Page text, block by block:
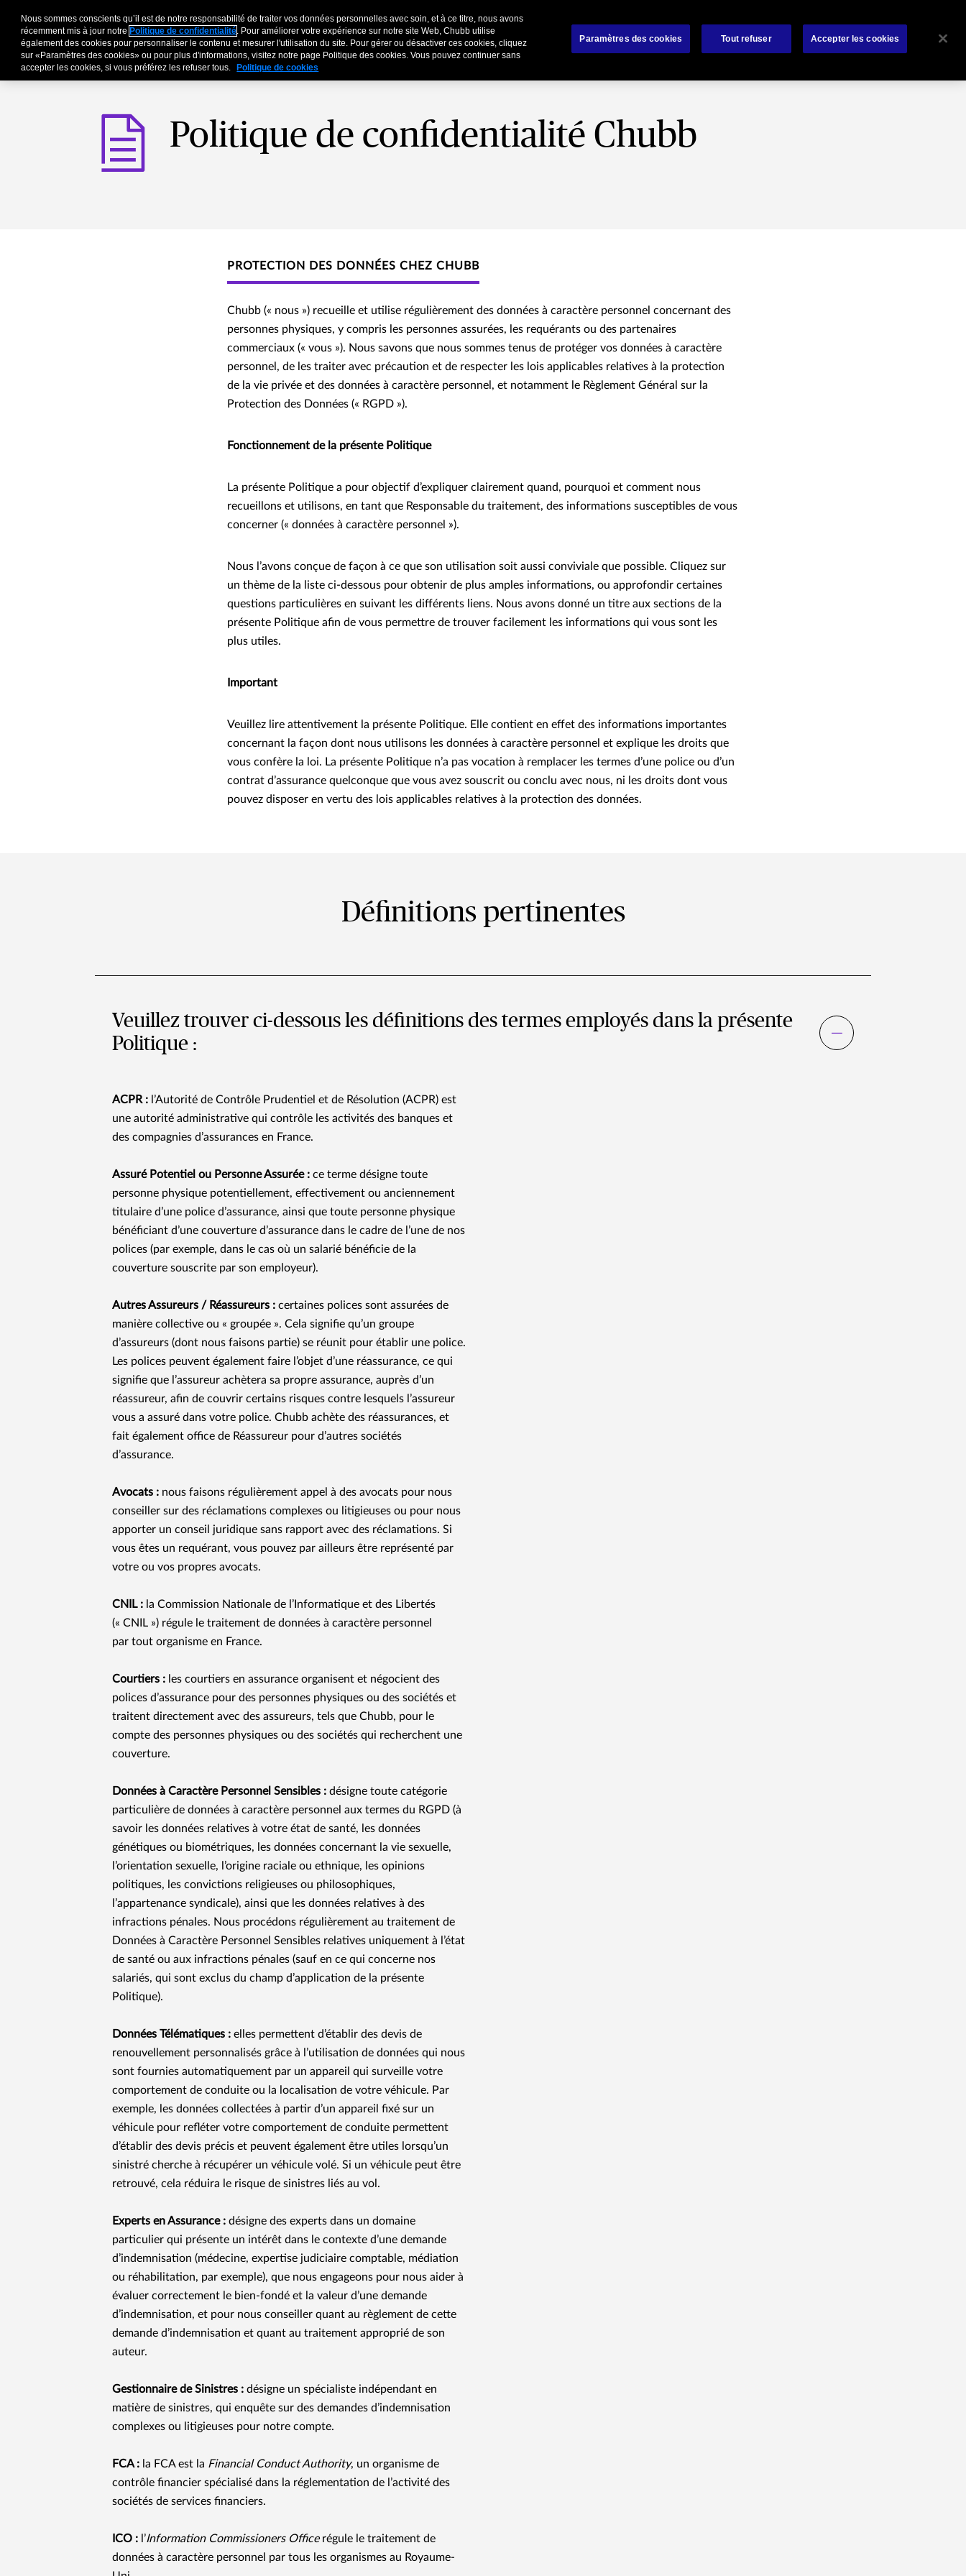
EntreprisesParticuliersAffinitaire Renoncer / Résilier votre contratBibliothèqueÀ propos de nousContactez-nous
Politique de confidentialité Chubb
PROTECTION DES DONNÉES CHEZ CHUBB
Chubb (« nous ») recueille et utilise régulièrement des données à caractère personnel concernant des
personnes physiques, y compris les personnes assurées, les requérants ou des partenaires
commerciaux (« vous »). Nous savons que nous sommes tenus de protéger vos données à caractère
personnel, de les traiter avec précaution et de respecter les lois applicables relatives à la protection
de la vie privée et des données à caractère personnel, et notamment le Règlement Général sur la
Protection des Données (« RGPD »).
Fonctionnement de la présente Politique
La présente Politique a pour objectif d’expliquer clairement quand, pourquoi et comment nous
recueillons et utilisons, en tant que Responsable du traitement, des informations susceptibles de vous
concerner (« données à caractère personnel »).
Nous l’avons conçue de façon à ce que son utilisation soit aussi conviviale que possible. Cliquez sur
un thème de la liste ci-dessous pour obtenir de plus amples informations, ou approfondir certaines
questions particulières en suivant les différents liens. Nous avons donné un titre aux sections de la
présente Politique afin de vous permettre de trouver facilement les informations qui vous sont les
plus utiles.
Important
Veuillez lire attentivement la présente Politique. Elle contient en effet des informations importantes
concernant la façon dont nous utilisons les données à caractère personnel et explique les droits que
vous confère la loi. La présente Politique n’a pas vocation à remplacer les termes d’une police ou d’un
contrat d’assurance quelconque que vous avez souscrit ou conclu avec nous, ni les droits dont vous
pouvez disposer en vertu des lois applicables relatives à la protection des données.
Définitions pertinentes
Veuillez trouver ci-dessous les définitions des termes employés dans la présente
Politique :
ACPR : l’Autorité de Contrôle Prudentiel et de Résolution (ACPR) est
une autorité administrative qui contrôle les activités des banques et
des compagnies d’assurances en France.
Assuré Potentiel ou Personne Assurée : ce terme désigne toute
personne physique potentiellement, effectivement ou anciennement
titulaire d’une police d’assurance, ainsi que toute personne physique
bénéficiant d’une couverture d’assurance dans le cadre de l’une de nos
polices (par exemple, dans le cas où un salarié bénéficie de la
couverture souscrite par son employeur).
Autres Assureurs / Réassureurs : certaines polices sont assurées de
manière collective ou « groupée ». Cela signifie qu’un groupe
d’assureurs (dont nous faisons partie) se réunit pour établir une police.
Les polices peuvent également faire l’objet d’une réassurance, ce qui
signifie que l’assureur achètera sa propre assurance, auprès d’un
réassureur, afin de couvrir certains risques contre lesquels l’assureur
vous a assuré dans votre police. Chubb achète des réassurances, et
fait également office de Réassureur pour d’autres sociétés
d’assurance.
Avocats : nous faisons régulièrement appel à des avocats pour nous
conseiller sur des réclamations complexes ou litigieuses ou pour nous
apporter un conseil juridique sans rapport avec des réclamations. Si
vous êtes un requérant, vous pouvez par ailleurs être représenté par
votre ou vos propres avocats.
CNIL : la Commission Nationale de l’Informatique et des Libertés
(« CNIL ») régule le traitement de données à caractère personnel
par tout organisme en France.
Courtiers : les courtiers en assurance organisent et négocient des
polices d’assurance pour des personnes physiques ou des sociétés et
traitent directement avec des assureurs, tels que Chubb, pour le
compte des personnes physiques ou des sociétés qui recherchent une
couverture.
Données à Caractère Personnel Sensibles : désigne toute catégorie
particulière de données à caractère personnel aux termes du RGPD (à
savoir les données relatives à votre état de santé, les données
génétiques ou biométriques, les données concernant la vie sexuelle,
l’orientation sexuelle, l’origine raciale ou ethnique, les opinions
politiques, les convictions religieuses ou philosophiques,
l’appartenance syndicale), ainsi que les données relatives à des
infractions pénales. Nous procédons régulièrement au traitement de
Données à Caractère Personnel Sensibles relatives uniquement à l’état
de santé ou aux infractions pénales (sauf en ce qui concerne nos
salariés, qui sont exclus du champ d’application de la présente
Politique).
Données Télématiques : elles permettent d’établir des devis de
renouvellement personnalisés grâce à l’utilisation de données qui nous
sont fournies automatiquement par un appareil qui surveille votre
comportement de conduite ou la localisation de votre véhicule. Par
exemple, les données collectées à partir d’un appareil fixé sur un
véhicule pour refléter votre comportement de conduite permettent
d’établir des devis précis et peuvent également être utiles lorsqu’un
sinistré cherche à récupérer un véhicule volé. Si un véhicule peut être
retrouvé, cela réduira le risque de sinistres liés au vol.
Experts en Assurance : désigne des experts dans un domaine
particulier qui présente un intérêt dans le contexte d’une demande
d’indemnisation (médecine, expertise judiciaire comptable, médiation
ou réhabilitation, par exemple), que nous engageons pour nous aider à
évaluer correctement le bien-fondé et la valeur d’une demande
d’indemnisation, et pour nous conseiller quant au règlement de cette
demande d’indemnisation et quant au traitement approprié de son
auteur.
Gestionnaire de Sinistres : désigne un spécialiste indépendant en
matière de sinistres, qui enquête sur des demandes d’indemnisation
complexes ou litigieuses pour notre compte.
FCA : la FCA est la Financial Conduct Authority, un organisme de
contrôle financier spécialisé dans la réglementation de l’activité des
sociétés de services financiers.
ICO : l’Information Commissioners Oﬃcerégule le traitement de
données à caractère personnel par tous les organismes au Royaume-
Nous sommes conscients qu’il est de notre responsabilité de traiter vos données personnelles avec soin, et à ce titre, nous avons
récemment mis à jour notre Politique de confidentialité. Pour améliorer votre expérience sur notre site Web, Chubb utilise
également des cookies pour personnaliser le contenu et mesurer l'utilisation du site. Pour gérer ou désactiver ces cookies, cliquez
sur «Paramètres des cookies» ou pour plus d'informations, visitez notre page Politique des cookies. Vous pouvez continuer sans
accepter les cookies, si vous préférez les refuser tous.
Politique de cookies
Paramètres des cookies Tout refuser Accepter les cookies